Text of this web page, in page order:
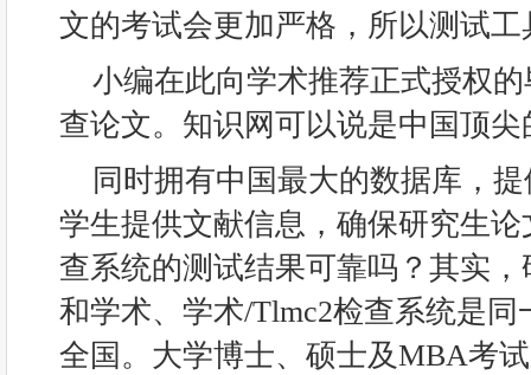
文的考试会更加严格，所以测试
小编在此向学术推荐正式授权
查论文。知识网可以说是中国顶
同时拥有中国最大的数据库，
学生提供文献信息，确保研究生
查系统的测试结果可靠吗？其实
和学术、学术/Tlmc2检查系统是
全国。大学博士、硕士及MBA考